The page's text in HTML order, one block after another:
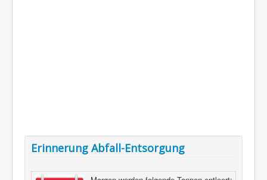
Erinnerung Abfall-Entsorgung